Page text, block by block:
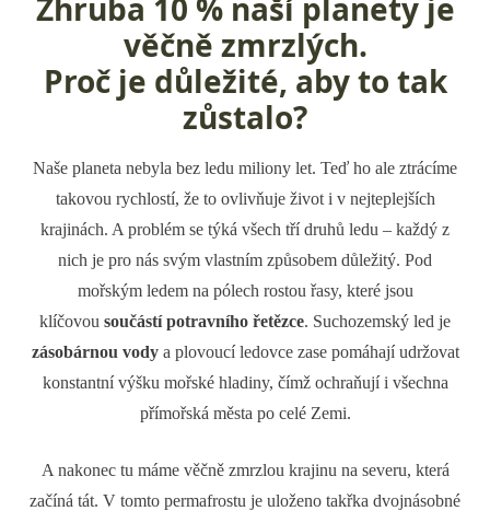
Zhruba 10 % naší planety je
věčně zmrzlých.
Proč je důležité, aby to tak
zůstalo?
Naše planeta nebyla bez ledu miliony let. Teď ho ale ztrácíme
takovou rychlostí, že to ovlivňuje život i v nejteplejších
krajinách. A problém se týká všech tří druhů ledu – každý z
nich je pro nás svým vlastním způsobem důležitý. Pod
mořským ledem na pólech rostou řasy, které jsou
klíčovou součástí potravního řetězce. Suchozemský led je
zásobárnou vodya plovoucí ledovce zase pomáhají udržovat
konstantní výšku mořské hladiny, čímž ochraňují i všechna
přímořská města po celé Zemi.
A nakonec tu máme věčně zmrzlou krajinu na severu, která
začíná tát. V tomto permafrostu je uloženo takřka dvojnásobné